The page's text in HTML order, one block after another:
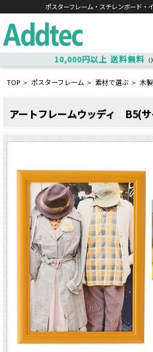
ポスターフレーム・スチレンボード・
10,000円以上 送料無料
TOP > ポスターフレーム > 素材で選ぶ > 木製
アートフレームウッディ B5(